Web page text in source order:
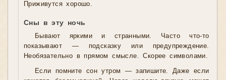
Приживутся хорошо.
Сны в эту ночь
Бывают яркими и странными. Часто что-то
показывают — подсказку или предупреждение.
Необязательно в прямом смысле. Скорее символами.
Если помните сон утром — запишите. Даже если